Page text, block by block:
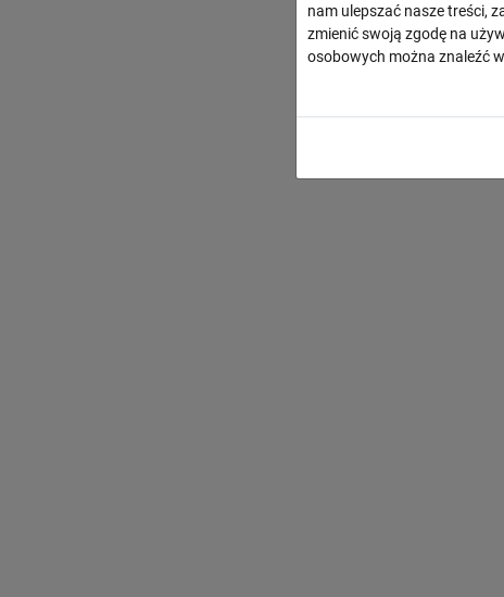
nam ulepszać nasze treści,
zmienić swoją zgodę na
osobowych można znaleźć